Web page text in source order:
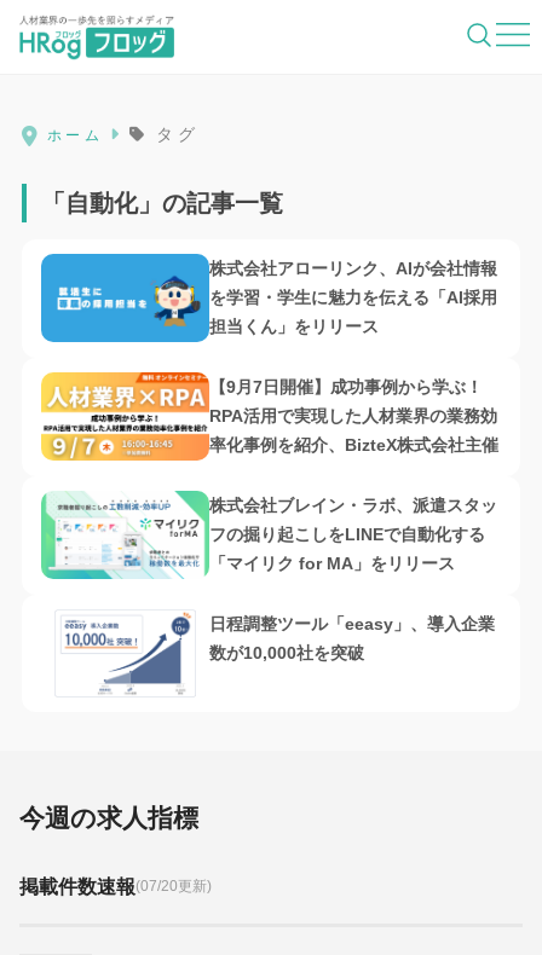
HRog | 人材業界の一歩先を照らすメディ
ホーム タグ
「自動化」の記事一覧
株式会社アローリンク、AIが会社情報
を学習・学生に魅力を伝える「AI採用
担当くん」をリリース
【9月7日開催】成功事例から学ぶ！
RPA活用で実現した人材業界の業務効
率化事例を紹介、BizteX株式会社主催
株式会社ブレイン・ラボ、派遣スタッ
フの掘り起こしをLINEで自動化する
「マイリク for MA」をリリース
日程調整ツール「eeasy」、導入企業
数が10,000社を突破
今週の求人指標
掲載件数速報(07/20更新)